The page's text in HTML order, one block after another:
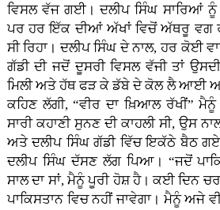
ਵਿਸਲ ਵੱਜ ਗਈ। ਦਲੀਪ ਸਿੰਘ ਸਾਰਿਆਂ ਨੂੰ
ਪਰ ਹਰ ਇੱਕ ਦੀਆਂ ਅੱਖਾਂ ਵਿਚੋਂ ਅੱਥਰੂ ਵਗ
ਸੀ ਰਿਹਾ। ਦਲੀਪ ਸਿੰਘ ਦੇ ਨਾਲ, ਹਰ ਕੋਈ
ਗੱਡੀ ਦੀ ਜਦੋਂ ਦੂਸਰੀ ਵਿਸਲ ਵੱਜੀ ਤਾਂ
ਮਿਲੀ ਅਤੇ ਹੱਥ ਫੜ ਕੇ ਡੱਬੇ ਦੇ ਕੋਲ ਲੈ ਆਈ
ਕਹਿਣ ਲੱਗੀ, “ਵੀਰ ਦਾ ਖ਼ਿਆਲ ਰੱਖੀਂ”
ਸਾਰੀ ਕਹਾਣੀ ਸੁਨਣ ਦੀ ਕਾਹਲੀ ਸੀ, ਉਸ
ਅਤੇ ਦਲੀਪ ਸਿੰਘ ਗੱਡੀ ਵਿੱਚ ਇਕੱਠੇ ਬੈਠ
ਦਲੀਪ ਸਿੰਘ ਦੱਸਣ ਲੱਗ ਪਿਆ। “ਜਦੋਂ
ਸਾਲ ਦਾ ਸਾਂ, ਮੈਨੂੰ ਪੂਰੀ ਹੋਸ਼ ਹੈ। ਕਈ ਦਿਨ
ਪਾਕਿਸਤਾਨ ਵਿਚ ਨਹੀਂ ਜਾਵੇਗਾ। ਮੈਨੂੰ ਅਜੇ